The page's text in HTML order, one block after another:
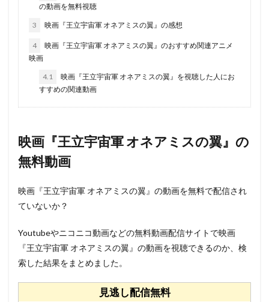
の動画を無料視聴
3 映画『王立宇宙軍 オネアミスの翼』の感想
4
映画『王立宇宙軍 オネアミスの翼』のおすすめ関連アニメ
映画
4.1
映画『王立宇宙軍 オネアミスの翼』を視聴した人にお
すすめの関連動画
映画『王立宇宙軍 オネアミスの翼』の
無料動画
映画『王立宇宙軍 オネアミスの翼』の動画を無料で配信され
ていないか？
Youtubeやニコニコ動画などの無料動画配信サイトで映画
『王立宇宙軍 オネアミスの翼』の動画を視聴できるのか、検
索した結果をまとめました。
見逃し配信無料